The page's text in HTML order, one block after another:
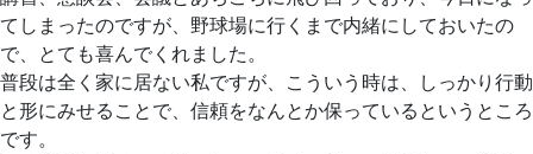
てしまったのですが、野球場に行くまで内緒にしておいたの
で、とても喜んでくれました。
普段は全く家に居ない私ですが、こういう時は、しっかり行動
と形にみせることで、信頼をなんとか保っているというところ
です。